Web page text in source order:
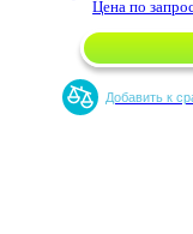
Цена по
Добавить к